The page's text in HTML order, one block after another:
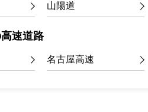
山陽道
速道路
名古屋高速